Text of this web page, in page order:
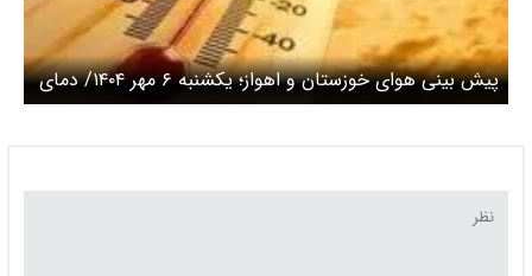
پیش بینی هوای خوزستان و اهواز؛ یکشنبه ۶ مهر ۱۴۰۴/ دمای
بالای ۴۰ درجه در پاییز